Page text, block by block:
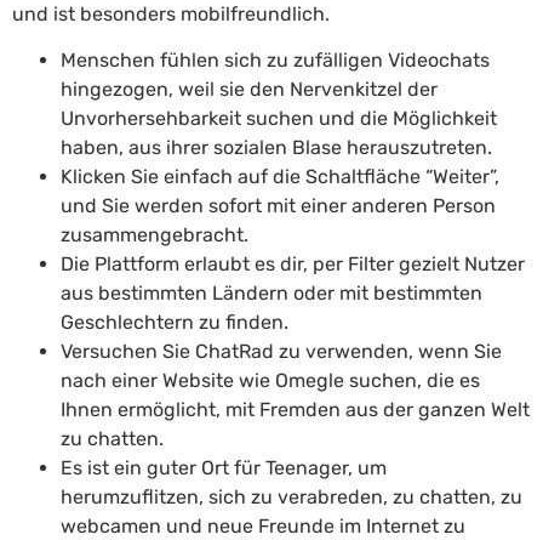
und ist besonders mobilfreundlich.
Menschen fühlen sich zu zufälligen Videochats
hingezogen, weil sie den Nervenkitzel der
Unvorhersehbarkeit suchen und die Möglichkeit
haben, aus ihrer sozialen Blase herauszutreten.
Klicken Sie einfach auf die Schaltfläche “Weiter”,
und Sie werden sofort mit einer anderen Person
zusammengebracht.
Die Plattform erlaubt es dir, per Filter gezielt Nutzer
aus bestimmten Ländern oder mit bestimmten
Geschlechtern zu finden.
Versuchen Sie ChatRad zu verwenden, wenn Sie
nach einer Website wie Omegle suchen, die es
Ihnen ermöglicht, mit Fremden aus der ganzen Welt
zu chatten.
Es ist ein guter Ort für Teenager, um
herumzuflitzen, sich zu verabreden, zu chatten, zu
webcamen und neue Freunde im Internet zu